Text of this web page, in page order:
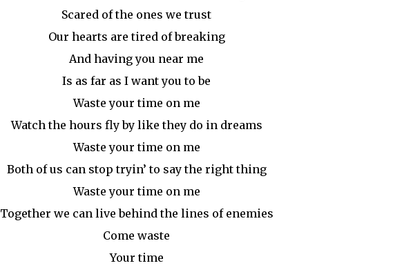
Scared of the ones we trust
Our hearts are tired of breaking
And having you near me
Is as far as I want you to be
Waste your time on me
Watch the hours fly by like they do in dreams
Waste your time on me
Both of us can stop tryin’ to say the right thing
Waste your time on me
Together we can live behind the lines of enemies
Come waste
Your time